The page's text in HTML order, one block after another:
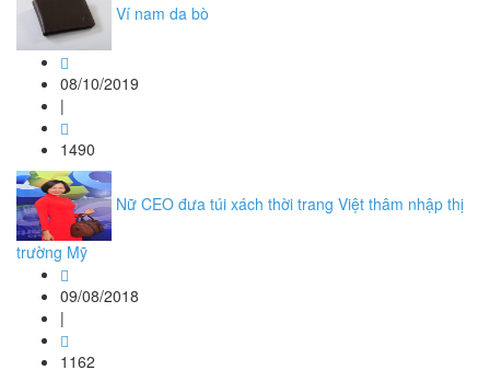
Ví nam da bò
08/10/2019
|
1490
Nữ CEO đưa túi xách thời trang Việt thâm nhập thị
trường Mỹ
09/08/2018
|
1162